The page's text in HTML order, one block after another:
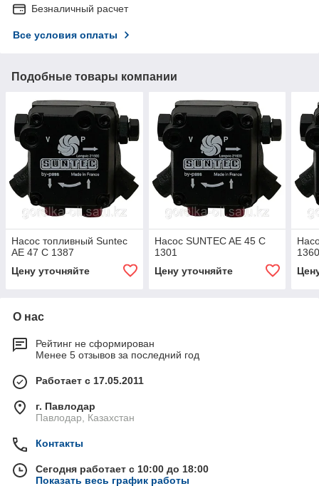
Безналичный расчет
Все условия оплаты
Подобные товары компании
Насос топливный Suntec
AE 47 C 1387
Цену уточняйте
Насос SUNTEC AE 45 C
1301
Цену уточняйте
О нас
Рейтинг не сформирован
Менее 5 отзывов за последний год
Работает с 17.05.2011
г. Павлодар
Павлодар, Казахстан
Контакты
Сегодня работает с 10:00 до 18:00
Показать весь график работы